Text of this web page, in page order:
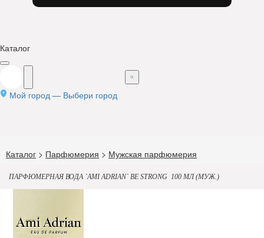
Каталог
Мой город — Выбери город
Каталог > Парфюмерия > Мужская парфюмерия
ПАРФЮМЕРНАЯ ВОДА `AMI ADRIAN` BE STRONG 100 МЛ (МУЖ.)